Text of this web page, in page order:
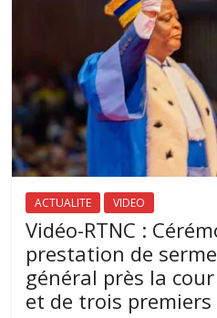
ACTUALITE VIDEO
Vidéo-RTNC :
prestation de
général près la
et de trois premiers